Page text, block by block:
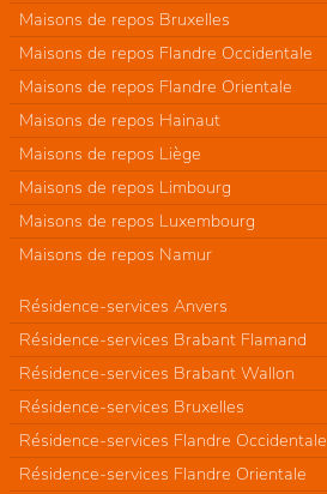
Maisons de repos Bruxelles
Maisons de repos Flandre Occidentale
Maisons de repos Flandre Orientale
Maisons de repos Hainaut
Maisons de repos Liège
Maisons de repos Limbourg
Maisons de repos Luxembourg
Maisons de repos Namur
Résidence-services Anvers
Résidence-services Brabant Flamand
Résidence-services Brabant Wallon
Résidence-services Bruxelles
Résidence-services Flandre Occidentale
Résidence-services Flandre Orientale